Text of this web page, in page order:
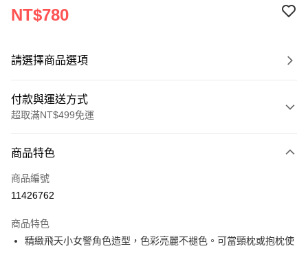
NT$780
請選擇商品選項
付款與運送方式
超取滿NT$499免運
信用卡一次付款
超商取貨付款
Apple Pay
商品特色
商品編號
11426762
商品特色
精緻飛天小女警角色造型，色彩亮麗不褪色。可當頸枕或抱枕使